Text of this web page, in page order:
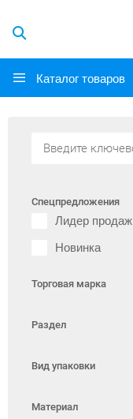
Каталог товаров
Спецпредложения
Лидер продаж
Новинка
Торговая марка
Раздел
Вид упаковки
Материал